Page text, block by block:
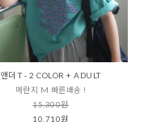
앤더 T - 2 COLOR + ADULT
메란지 M 빠른배송 !
15,300원
10,710원